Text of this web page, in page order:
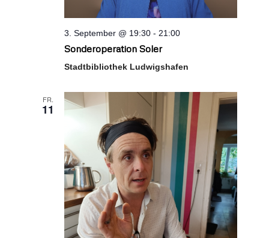
Sonderoperation Soler
3. September @ 19:30 - 21:00
Stadtbibliothek Ludwigshafen
FR.
11